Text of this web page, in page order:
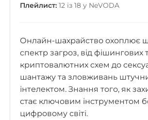
Плейлист: 12 із 18 у NeVODA
Онлайн-шахрайство охоплює
спектр загроз, від фішингових
криптовалютних схем до
шантажу та зловживань
інтелектом. Знання того, як
стає ключовим інструментом
цифровому світі.